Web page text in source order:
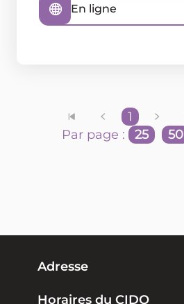
En ligne
1
Par page :
25 50
Adresse
Horaires du CIDO